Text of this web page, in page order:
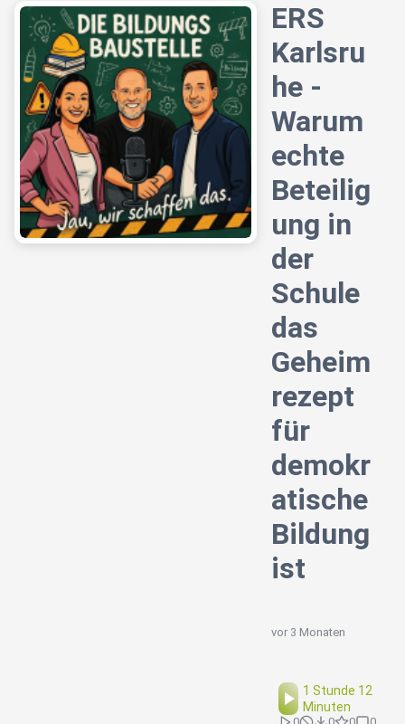
ERS
Karlsru
he -
Warum
echte
Beteilig
ung in
der
Schule
das
Geheim
rezept
für
demokr
atische
Bildung
ist
vor 3 Monaten
1 Stunde 12
Minuten